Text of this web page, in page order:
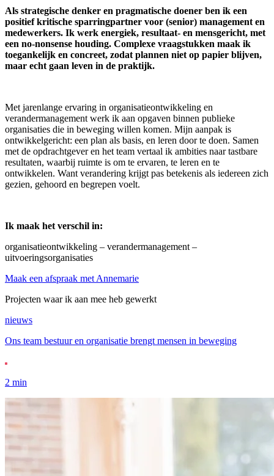
Als strategische denker en pragmatische doener ben ik een
positief kritische sparringpartner voor (senior) management en
medewerkers. Ik werk energiek, resultaat- en mensgericht, met
een no-nonsense houding. Complexe vraagstukken maak ik
toegankelijk en concreet, zodat plannen niet op papier blijven,
maar echt gaan leven in de praktijk.
Met jarenlange ervaring in organisatieontwikkeling en
verandermanagement werk ik aan opgaven binnen publieke
organisaties die in beweging willen komen. Mijn aanpak is
ontwikkelgericht: een plan als basis, en leren door te doen. Samen
met de opdrachtgever en het team vertaal ik ambities naar tastbare
resultaten, waarbij ruimte is om te ervaren, te leren en te
ontwikkelen. Want verandering krijgt pas betekenis als iedereen zich
gezien, gehoord en begrepen voelt.
Ik maak het verschil in:
organisatieontwikkeling – verandermanagement –
uitvoeringsorganisaties
Maak een afspraak met Annemarie
Projecten waar ik aan mee heb gewerkt
nieuws
Ons team bestuur en organisatie brengt mensen in beweging
2 min